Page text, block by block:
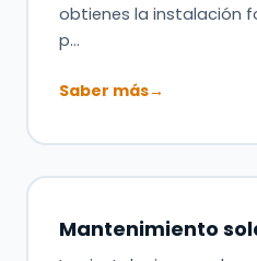
obtienes la instalación
p…
Saber más→
Mantenimiento